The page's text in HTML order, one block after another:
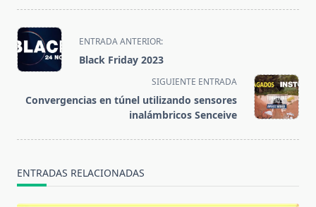
<span
class="nav-
subtitle
reader-
ENTRADA ANTERIOR:
Black Friday 2023
SIGUIENTE ENTRADA
Convergencias en túnel utilizando sensores
inalámbricos Senceive
ENTRADAS RELACIONADAS